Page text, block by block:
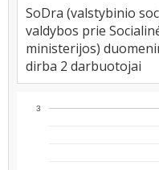
SoDra (valstybinio
valdybos prie
ministerijos)
dirba 2 darbuotojai
3